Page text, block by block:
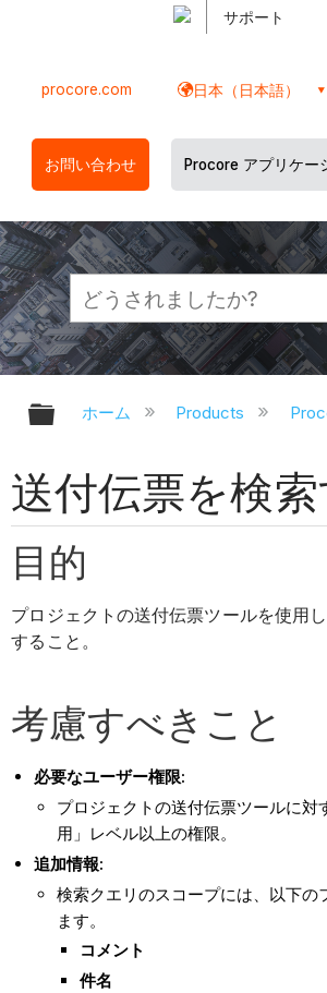
サポート
procore.com 日本（日本語）
お問い合わせ Procore アプリケー
グローバル階層を展
ホーム Products
送付伝票を検索
目的
プロジェクトの送付伝票ツールを使用
すること。
考慮すべきこと
必要なユーザー権限:
プロジェクトの送付伝票ツールに対
用」レベル以上の権限。
追加情報:
検索クエリのスコープには、以下の
ます。
コメント
件名